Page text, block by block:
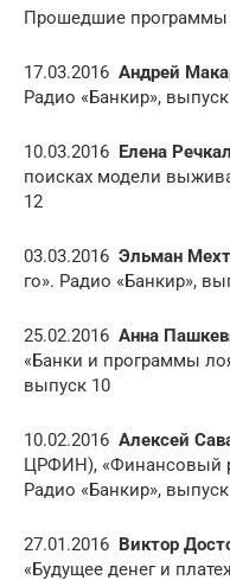
Прошедшие программы
17.03.2016 Андрей
Радио «Банкир»,
10.03.2016 Елена
поисках модели
12
03.03.2016 Эльман
го». Радио «Банкир»,
25.02.2016 Анна
«Банки и программы
выпуск 10
10.02.2016 Алексей
ЦРФИН), «Финансовый
Радио «Банкир»,
27.01.2016 Виктор
«Будущее денег и